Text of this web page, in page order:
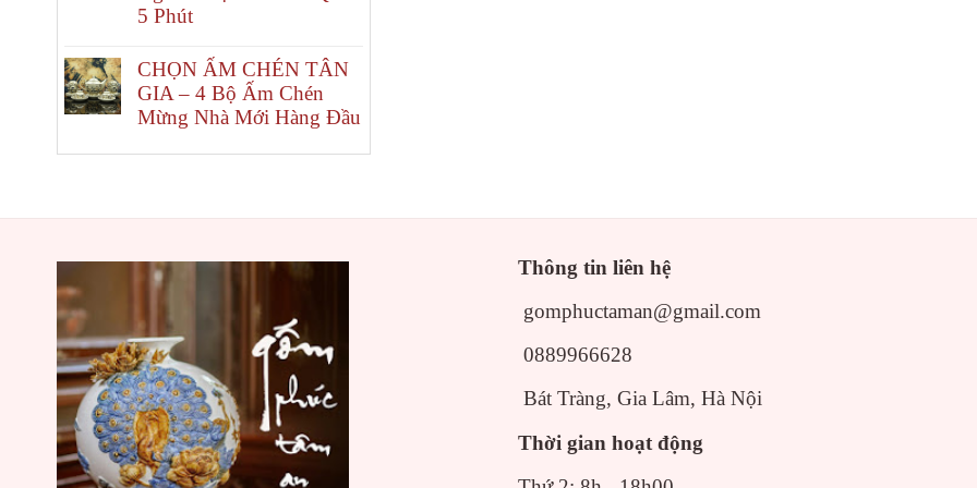
5 Phút
CHỌN ẤM CHÉN TÂN
GIA – 4 Bộ Ấm Chén
Mừng Nhà Mới Hàng Đầu
thước phù hợp. Dưới đây là các kích thước bộ đỉnh hạc gốm sứ
– Đỉnh hạc 40cm
– Đỉnh hạc 45cm
– Đỉnh hạc 55cm
– Đỉnh hạc 65cm
– Đỉnh hạc 75cm
Thông tin liên hệ
gomphuctaman@gmail.com
0889966628
Bát Tràng, Gia Lâm, Hà Nội
Thời gian hoạt động